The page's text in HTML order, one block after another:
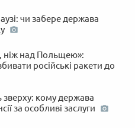
чи забере держава
ніж над Польщею»:
російські ракети до
зверху: кому держава
за особливі заслуги